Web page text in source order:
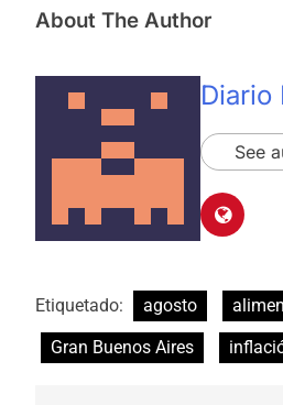
About The Author
Diario
See
Etiquetado: agosto
Gran Buenos Aires